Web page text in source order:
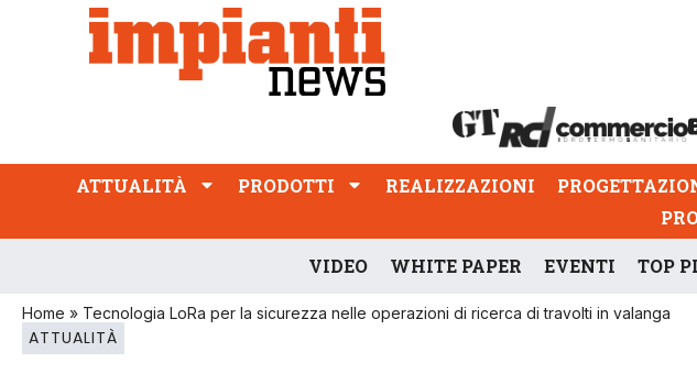
ATTUALITÀ PRODOTTI REALIZZAZIONI
PROFESSIONE
ATTUALITÀ PRODOTTI REALIZZAZIONI
VIDEO WHITE PAPER EVENTI TOP
Home » Tecnologia LoRa per la sicurezza nelle operazioni di ricerca di travolti in valanga
ATTUALITÀ